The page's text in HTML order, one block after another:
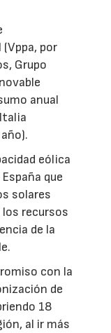
por
Grupo
anual
eólica
que
solares
recursos
de la
con la
de
18
al ir más